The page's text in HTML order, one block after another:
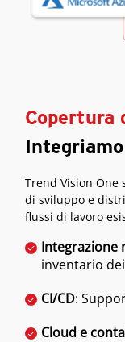
Copertura
Trend Vision
di sviluppo e
flussi di lavoro
Integrazione
inventario
CI/CD:
Cloud e